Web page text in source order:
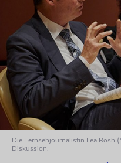
Die Fernsehjournalistin Lea Rosh
Diskussion.